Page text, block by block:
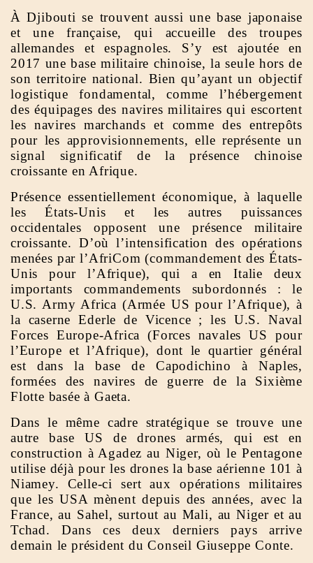
À Djibouti se trouvent aussi une base japonaise
et une française, qui accueille des troupes
allemandes et espagnoles. S’y est ajoutée en
2017 une base militaire chinoise, la seule hors de
son territoire national. Bien qu’ayant un objectif
logistique fondamental, comme l’hébergement
des équipages des navires militaires qui escortent
les navires marchands et comme des entrepôts
pour les approvisionnements, elle représente un
signal significatif de la présence chinoise
croissante en Afrique.
Présence essentiellement économique, à laquelle
les États-Unis et les autres puissances
occidentales opposent une présence militaire
croissante. D’où l’intensification des opérations
menées par l’AfriCom (commandement des États-
Unis pour l’Afrique), qui a en Italie deux
importants commandements subordonnés : le
U.S. Army Africa (Armée US pour l’Afrique), à
la caserne Ederle de Vicence ; les U.S. Naval
Forces Europe-Africa (Forces navales US pour
l’Europe et l’Afrique), dont le quartier général
est dans la base de Capodichino à Naples,
formées des navires de guerre de la Sixième
Flotte basée à Gaeta.
Dans le même cadre stratégique se trouve une
autre base US de drones armés, qui est en
construction à Agadez au Niger, où le Pentagone
utilise déjà pour les drones la base aérienne 101 à
Niamey. Celle-ci sert aux opérations militaires
que les USA mènent depuis des années, avec la
France, au Sahel, surtout au Mali, au Niger et au
Tchad. Dans ces deux derniers pays arrive
demain le président du Conseil Giuseppe Conte.